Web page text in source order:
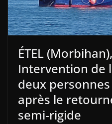
ÉTEL
Intervention de
deux
après le
semi‑rigide